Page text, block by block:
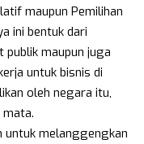
maupun Pemilihan
ini bentuk dari
publik maupun juga
untuk bisnis di
oleh negara itu,
untuk melanggengkan